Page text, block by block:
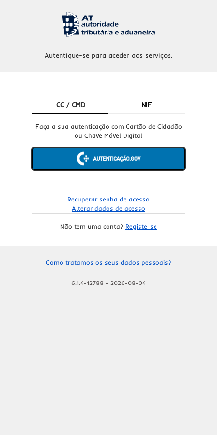
Autentique-se para aceder aos serviços.
CC / CMD NIF
Faça a sua autenticação com Cartão de Cidadão
ou Chave Móvel Digital
Recuperar senha de acesso
Alterar dados de acesso
Não tem uma conta? Registe-se
Como tratamos os seus dados pessoais?
6.1.4-12788 - 2026-08-04